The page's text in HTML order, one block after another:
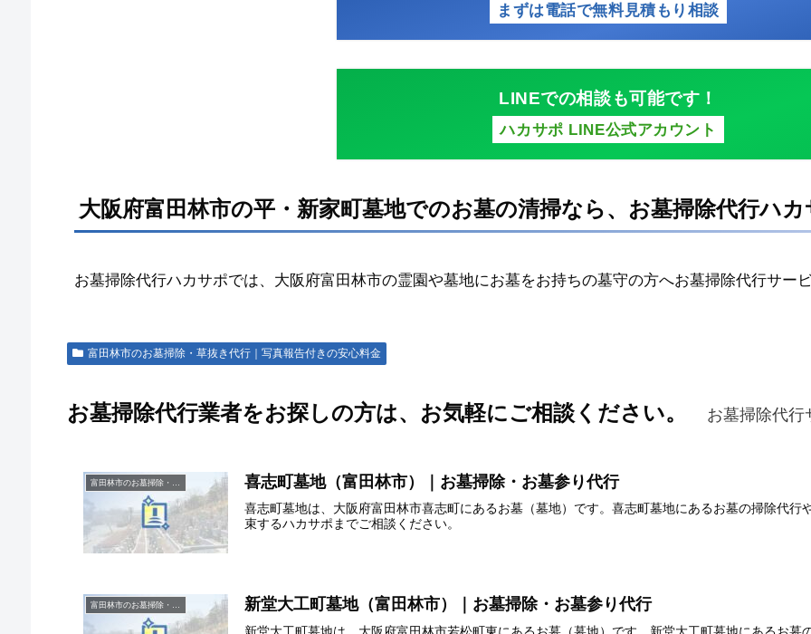
まずは電話で無料見積もり相談
LINEでの相談も可能です！
ハカサポ LINE公式アカウント
大阪府富田林市の平・新家町墓地でのお墓の清掃なら、お墓掃除代行ハカ
お墓掃除代行ハカサポでは、大阪府富田林市の霊園や墓地にお墓をお持ちの墓守の方へお墓掃除代行サー
富田林市のお墓掃除・草抜き代行｜写真報告付きの安心料金
お墓掃除代行業者をお探しの方は、お気軽にご相談ください。 お墓掃除代行
喜志町墓地（富田林市）｜お墓掃除・お墓参り代行
喜志町墓地は、大阪府富田林市喜志町にあるお墓（墓地）です。喜志町墓地にあるお墓の掃除代
束するハカサポまでご相談ください。
富田林市のお墓掃除・草抜き代行｜写真報告付きの安心料金 新堂大工町墓地（富田林市）｜お墓掃除・お墓参り代行